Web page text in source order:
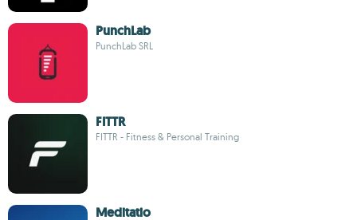
PunchLab
PunchLab SRL
FITTR
FITTR - Fitness & Personal Training
Meditatio